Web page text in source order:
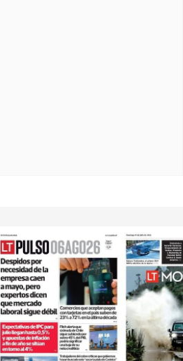
Opens in new window Opens in